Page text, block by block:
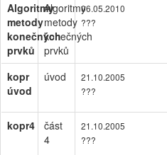
Algoritmy
metody
konečných
prvků
Algoritmy
metody
konečných
prvků
06.05.2010
???
kopr
úvod
úvod
21.10.2005
???
kopr4
část
4
21.10.2005
???